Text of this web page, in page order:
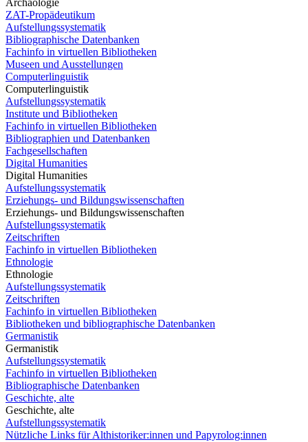
Archäologie
ZAT-Propädeutikum
Aufstellungssystematik
Bibliographische Datenbanken
Fachinfo in virtuellen Bibliotheken
Museen und Ausstellungen
Computerlinguistik
Computerlinguistik
Aufstellungssystematik
Institute und Bibliotheken
Fachinfo in virtuellen Bibliotheken
Bibliographien und Datenbanken
Fachgesellschaften
Digital Humanities
Digital Humanities
Aufstellungssystematik
Erziehungs- und Bildungswissenschaften
Erziehungs- und Bildungswissenschaften
Aufstellungssystematik
Zeitschriften
Fachinfo in virtuellen Bibliotheken
Ethnologie
Ethnologie
Aufstellungssystematik
Zeitschriften
Fachinfo in virtuellen Bibliotheken
Bibliotheken und bibliographische Datenbanken
Germanistik
Germanistik
Aufstellungssystematik
Fachinfo in virtuellen Bibliotheken
Bibliographische Datenbanken
Geschichte, alte
Geschichte, alte
Aufstellungssystematik
Nützliche Links für Althistoriker:innen und Papyrolog:innen